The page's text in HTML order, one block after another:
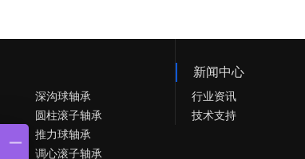
深沟球轴承
圆柱滚子轴承
推力球轴承
调心滚子轴承
新闻中心
行业资讯
技术支持